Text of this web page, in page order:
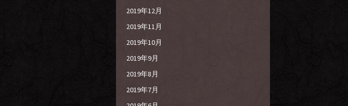
2019年12月
2019年11月
2019年10月
2019年9月
2019年8月
2019年7月